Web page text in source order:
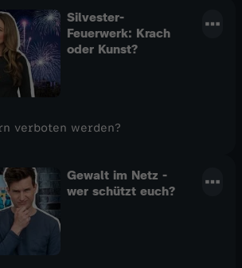
Silvester-
Feuerwerk: Krach
oder Kunst?
verboten werden?
Gewalt im Netz -
wer schützt euch?